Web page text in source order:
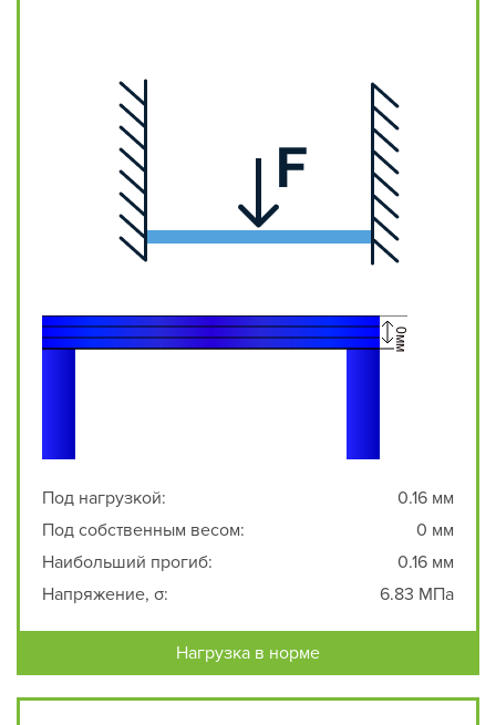
Под нагрузкой:
0.16 мм
Под собственным весом:
0 мм
Наибольший прогиб:
0.16 мм
Напряжение, σ:
6.83 МПа
Нагрузка в норме